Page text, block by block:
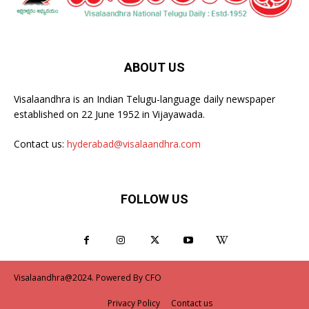
ABOUT US
Visalaandhra is an Indian Telugu-language daily newspaper
established on 22 June 1952 in Vijayawada.
Contact us: hyderabad@visalaandhra.com
FOLLOW US
Visalaandhra@2024. Powered By CFO
Privacy Policy Contact us